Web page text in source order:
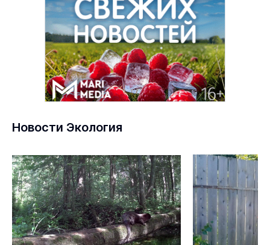
Новости Экология